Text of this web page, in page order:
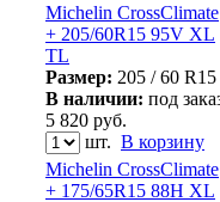
Michelin CrossClimate
+ 205/60R15 95V XL
TL
Размер: 205 / 60 R15
В наличии: под
5 820 руб.
шт. В корзину
Michelin CrossClimate
+ 175/65R15 88H XL